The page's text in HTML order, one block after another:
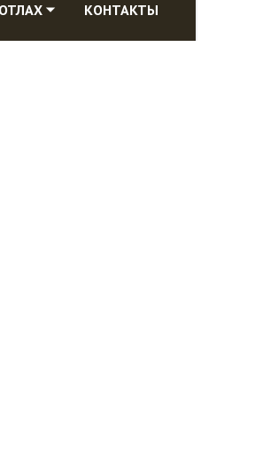
⏷ КОНТАКТЫ